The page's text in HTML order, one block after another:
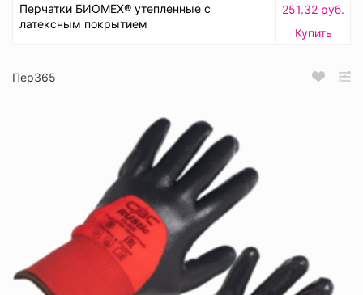
Перчатки БИОМЕХ® утепленные с
латексным покрытием
251.32 руб.
Купить
Пер365